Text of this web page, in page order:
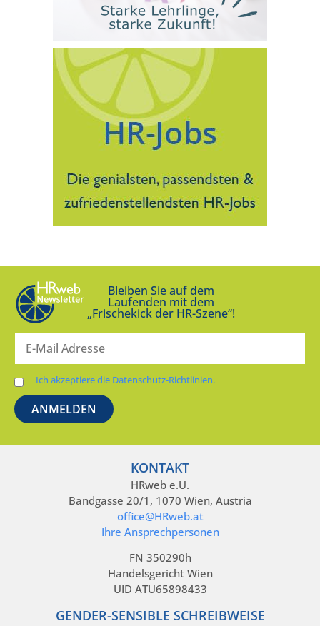
Bleiben Sie auf dem
Laufenden mit dem
„Frischekick der HR-Szene“!
Ich akzeptiere die Datenschutz-Richtlinien.
KONTAKT
HRweb e.U.
Bandgasse 20/1, 1070 Wien, Austria
office@HRweb.at
Ihre Ansprechpersonen
FN 350290h
Handelsgericht Wien
UID ATU65898433
GENDER-SENSIBLE SCHREIBWEISE